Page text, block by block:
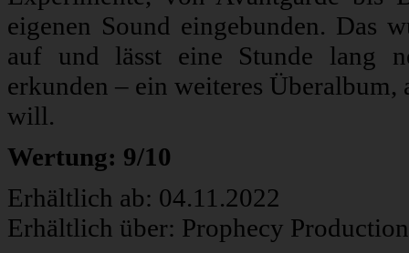
eigenen Sound eingebunden. Das
auf und lässt eine Stunde lang
erkunden – ein weiteres Überalbum,
will.
Wertung: 9/10
Erhältlich ab: 04.11.2022
Erhältlich über: Prophecy